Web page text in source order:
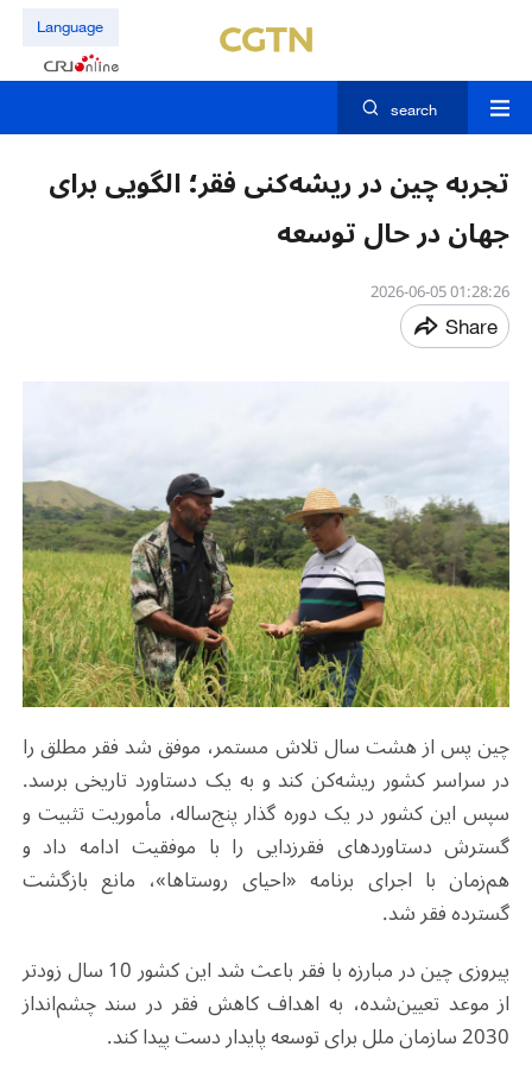
Language
search
تجربه چین در ریشه‌کنی فقر؛ الگویی برای
جهان در حال توسعه
01:28:26 2026-06-05
Share
چین پس از هشت سال تلاش مستمر، موفق شد فقر مطلق را
در سراسر کشور ریشه‌کن کند و به یک دستاورد تاریخی برسد.
سپس این کشور در یک دوره گذار پنج‌ساله، مأموریت تثبیت و
گسترش دستاوردهای فقر‌زدایی را با موفقیت ادامه داد و
هم‌زمان با اجرای برنامه «احیای روستاها»، مانع بازگشت
گسترده فقر شد.
پیروزی چین در مبارزه با فقر باعث شد این کشور 10 سال زودتر
از موعد تعیین‌شده، به اهداف کاهش فقر در سند چشم‌انداز
2030 سازمان ملل برای توسعه پایدار دست پیدا کند.